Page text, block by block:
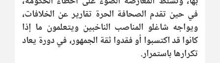
في حين تقدم الصحافة الحرة تقارير عن الخلافات،
ويواجه شاغلو المناصب الناخبين ويتعلمون ما إذا
كانوا قد اكتسبوا أو فقدوا ثقة الجمهور، في دورة يعاد
تكرارها باستمرار.